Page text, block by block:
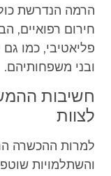
הרמה הנדרשת
חירום רפואיים,
פליאטיבי, כמו
ובני משפחותיהם.
חשיבות
לצוות
למרות ההכשרה
והשתלמויות